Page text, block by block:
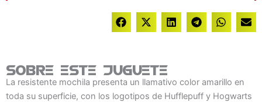
Sobre este juguete
La resistente mochila presenta un llamativo color amarillo en
toda su superficie, con los logotipos de Hufflepuff y Hogwarts